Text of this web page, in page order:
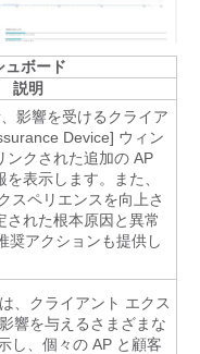
ボード
説明
影響を受けるクライア
Device] ウィン
ンクされた追加の AP
表示します。また、
スペリエンスを向上さ
された根本原因と異常
奨アクションも提供し
、クライアント エクス
響を与えるさまざまな
し、個々の AP と顧客